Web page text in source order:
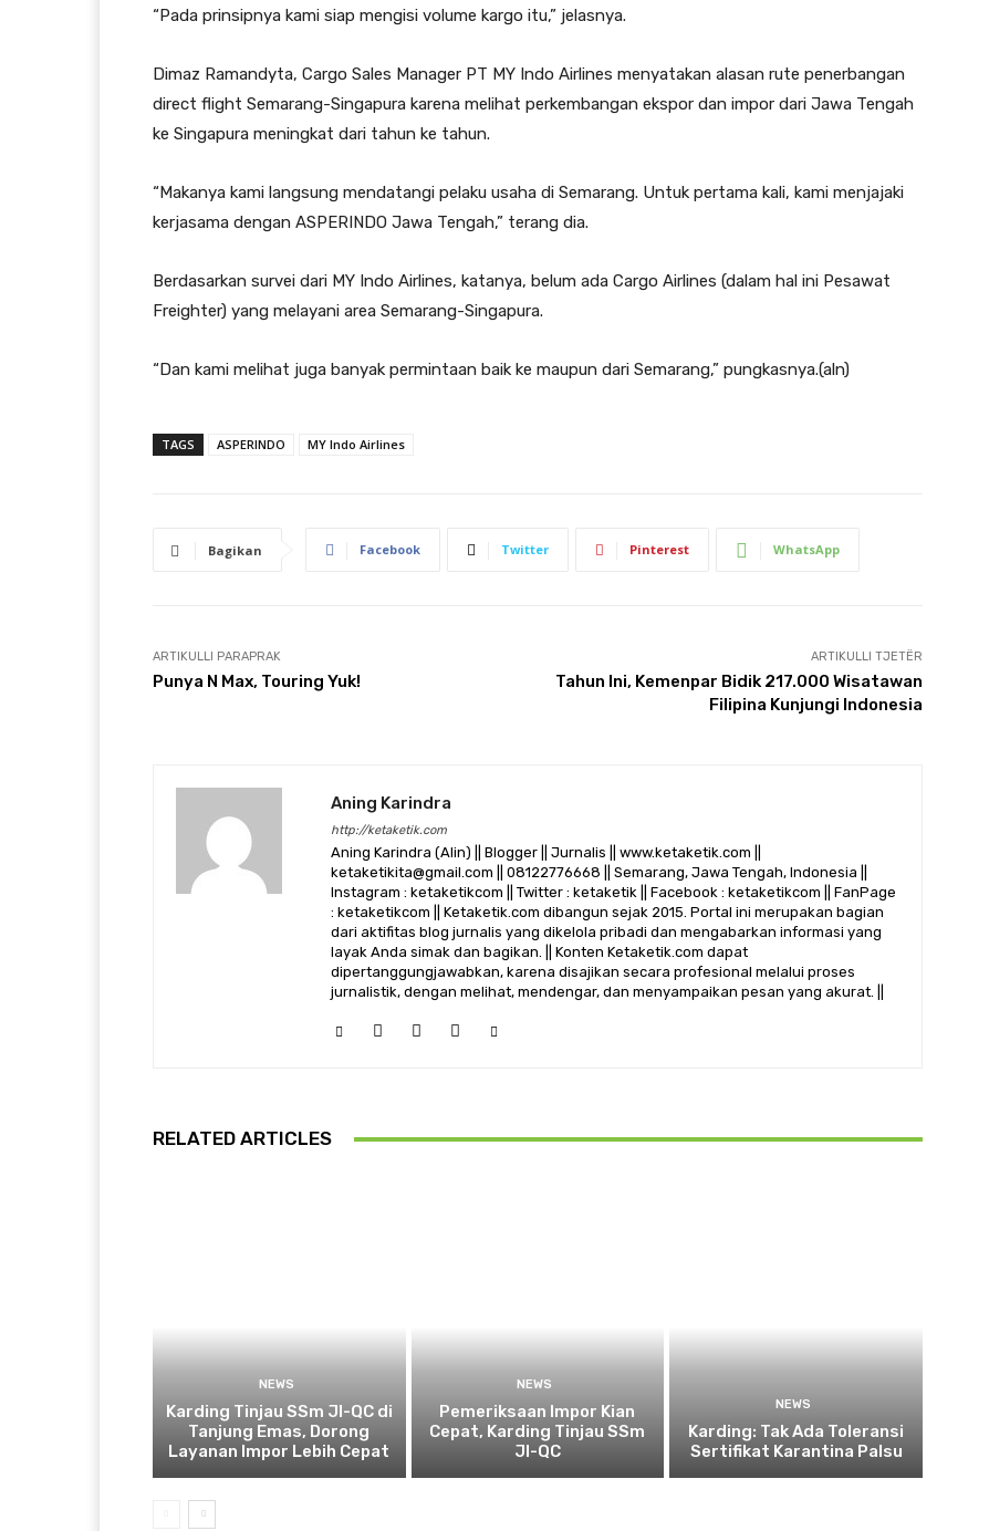
“Pada prinsipnya kami siap mengisi volume kargo itu,” jelasnya.
Dimaz Ramandyta, Cargo Sales Manager PT MY Indo Airlines menyatakan alasan rute penerbangan
direct flight Semarang-Singapura karena melihat perkembangan ekspor dan impor dari Jawa Tengah
ke Singapura meningkat dari tahun ke tahun.
“Makanya kami langsung mendatangi pelaku usaha di Semarang. Untuk pertama kali, kami menjajaki
kerjasama dengan ASPERINDO Jawa Tengah,” terang dia.
Berdasarkan survei dari MY Indo Airlines, katanya, belum ada Cargo Airlines (dalam hal ini Pesawat
Freighter) yang melayani area Semarang-Singapura.
“Dan kami melihat juga banyak permintaan baik ke maupun dari Semarang,” pungkasnya.(aln)
TAGS ASPERINDO MY Indo Airlines
Bagikan Facebook Twitter Pinterest WhatsApp
ARTIKULLI PARAPRAK
Punya N Max, Touring Yuk!
ARTIKULLI TJETËR
Tahun Ini, Kemenpar Bidik 217.000 Wisatawan
Filipina Kunjungi Indonesia
Aning Karindra
http://ketaketik.com
Aning Karindra (Alin) || Blogger || Jurnalis || www.ketaketik.com ||
ketaketikita@gmail.com || 08122776668 || Semarang, Jawa Tengah, Indonesia ||
Instagram : ketaketikcom || Twitter : ketaketik || Facebook : ketaketikcom || FanPage
: ketaketikcom || Ketaketik.com dibangun sejak 2015. Portal ini merupakan bagian
dari aktifitas blog jurnalis yang dikelola pribadi dan mengabarkan informasi yang
layak Anda simak dan bagikan. || Konten Ketaketik.com dapat
dipertanggungjawabkan, karena disajikan secara profesional melalui proses
jurnalistik, dengan melihat, mendengar, dan menyampaikan pesan yang akurat. ||
RELATED ARTICLES
NEWS
Karding Tinjau SSm JI-QC di
Tanjung Emas, Dorong
Layanan Impor Lebih Cepat
NEWS
Pemeriksaan Impor Kian
Cepat, Karding Tinjau SSm
JI-QC
NEWS
Karding: Tak Ada Toleransi
Sertifikat Karantina Palsu